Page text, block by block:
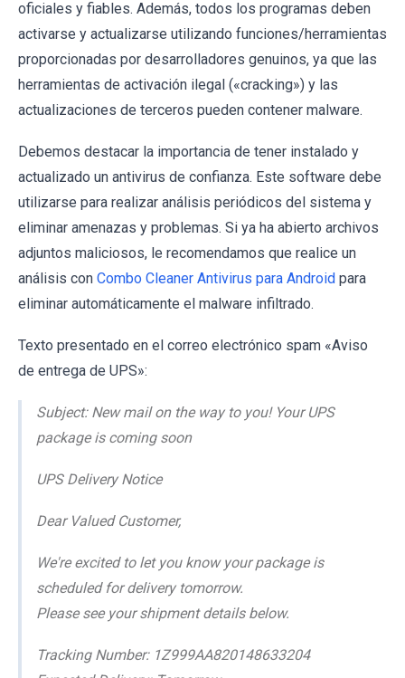
oficiales y fiables. Además, todos los programas deben
activarse y actualizarse utilizando funciones/herramientas
proporcionadas por desarrolladores genuinos, ya que las
herramientas de activación ilegal («cracking») y las
actualizaciones de terceros pueden contener malware.
Debemos destacar la importancia de tener instalado y
actualizado un antivirus de confianza. Este software debe
utilizarse para realizar análisis periódicos del sistema y
eliminar amenazas y problemas. Si ya ha abierto archivos
adjuntos maliciosos, le recomendamos que realice un
análisis con Combo Cleaner Antivirus para Android para
eliminar automáticamente el malware infiltrado.
Texto presentado en el correo electrónico spam «Aviso
de entrega de UPS»:
Subject: New mail on the way to you! Your UPS
package is coming soon
UPS Delivery Notice
Dear Valued Customer,
We're excited to let you know your package is
scheduled for delivery tomorrow.
Please see your shipment details below.
Tracking Number: 1Z999AA820148633204